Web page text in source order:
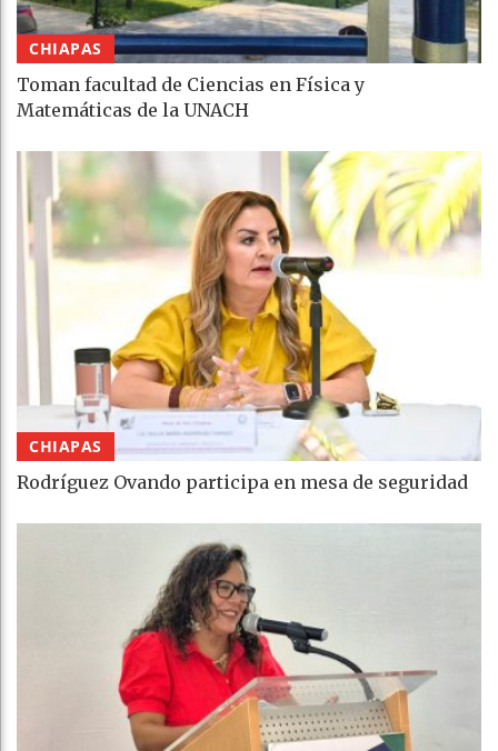
CHIAPAS
Toman facultad de Ciencias en Física y
Matemáticas de la UNACH
CHIAPAS
Rodríguez Ovando participa en mesa de seguridad